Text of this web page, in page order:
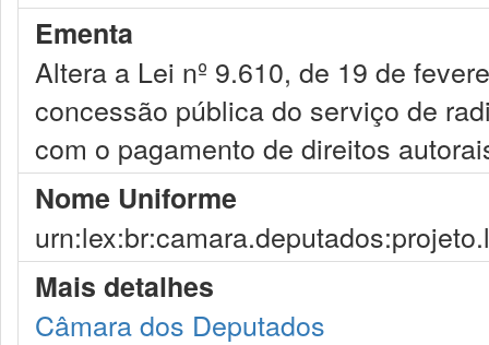
Ementa
Altera a Lei nº 9.610, de 19 de
concessão pública do serviço de
com o pagamento de direitos
Nome Uniforme
Mais detalhes
Câmara dos Deputados